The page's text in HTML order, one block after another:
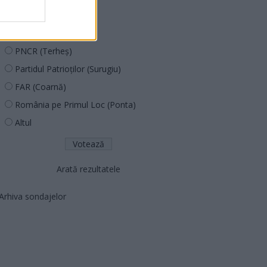
PNCR (Terheș)
Partidul Patrioților (Surugiu)
FAR (Coarnă)
România pe Primul Loc (Ponta)
Altul
Arată rezultatele
sondajelor